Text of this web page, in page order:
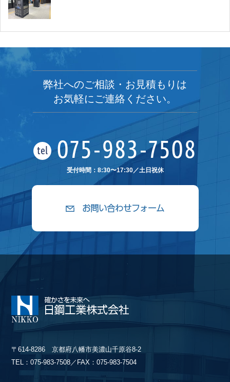
弊社へのご相談・お見積もりは
お気軽にご連絡ください。
tel 075-983-7508
受付時間：8:30〜17:30／土日祝休
お問い合わせフォーム
〒614-8286 京都府八幡市美濃山千原谷8-2
TEL：075-983-7508／FAX：075-983-7504